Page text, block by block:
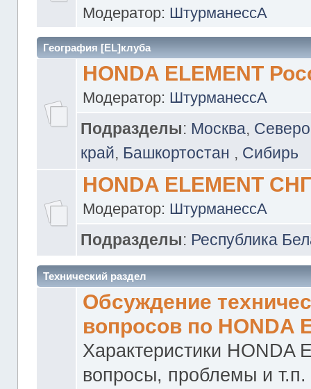
Модератор: ШтурманессА
География [EL]клуба
HONDA ELEMENT
Модератор: ШтурманессА
Подразделы: Москва,
край, Башкортостан , Сибирь
HONDA ELEMENT
Модератор: ШтурманессА
Подразделы: Республика
Технический раздел
Обсуждение
вопросов по HONDA
Характеристики HONDA
вопросы, проблемы и т.п.